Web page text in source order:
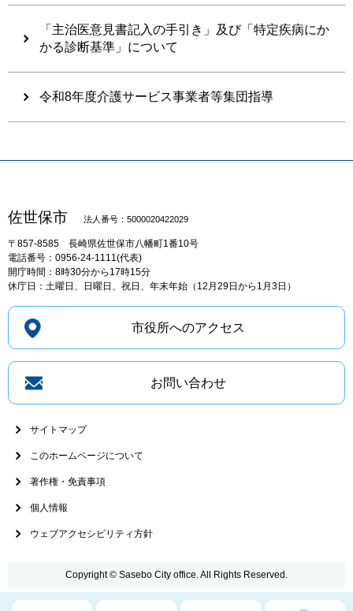
「主治医意見書記入の手引き」及び「特定疾病にか
かる診断基準」について
令和8年度介護サービス事業者等集団指導
佐世保市 法人番号：5000020422029
〒857-8585 長崎県佐世保市八幡町1番10号
電話番号：0956-24-1111(代表)
開庁時間：8時30分から17時15分
休庁日：土曜日、日曜日、祝日、年末年始（12月29日から1月3日）
市役所へのアクセス
お問い合わせ
サイトマップ
このホームページについて
著作権・免責事項
個人情報
ウェブアクセシビリティ方針
Copyright © Sasebo City office. All Rights Reserved.